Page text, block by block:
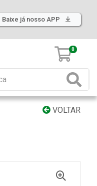
Baixe já nosso APP
0
VOLTAR